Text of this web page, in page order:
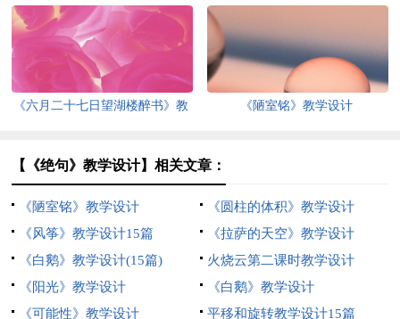
《六月二十七日望湖楼醉书》教
《陋室铭》教学设计
【《绝句》教学设计】相关文章：
《陋室铭》教学设计
《圆柱的体积》教学设计
《风筝》教学设计15篇
《拉萨的天空》教学设计
《白鹅》教学设计(15篇)
火烧云第二课时教学设计
《阳光》教学设计
《白鹅》教学设计
《可能性》教学设计
平移和旋转教学设计15篇